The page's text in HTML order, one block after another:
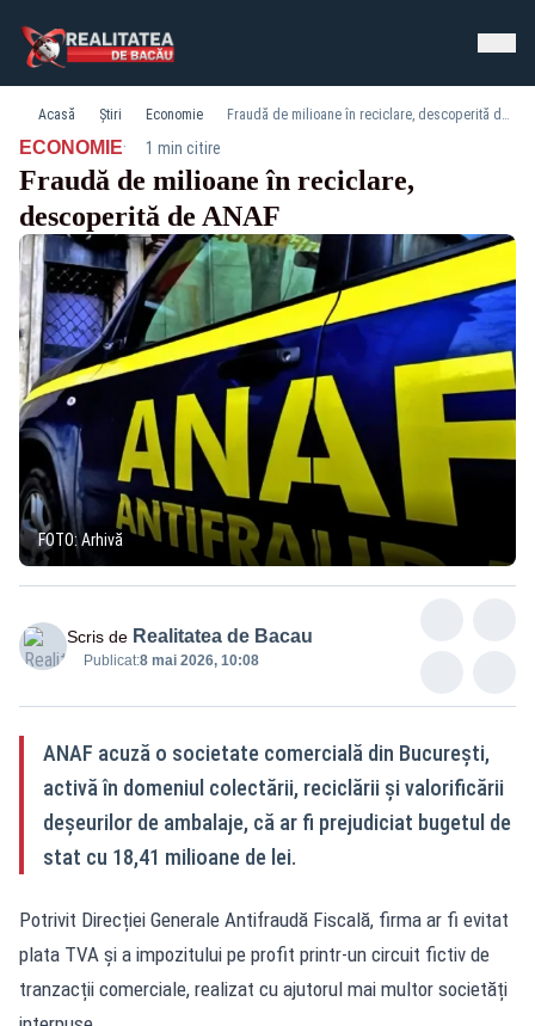
Acasă Știri Economie Fraudă de milioane în reciclare, descoperită de ANAF
ECONOMIE· 1 min citire
Fraudă de milioane în reciclare,
descoperită de ANAF
FOTO: Arhivă
Scris de Realitatea de Bacau
Publicat:8 mai 2026, 10:08
ANAF acuză o societate comercială din București,
activă în domeniul colectării, reciclării și valorificării
deșeurilor de ambalaje, că ar fi prejudiciat bugetul de
stat cu 18,41 milioane de lei.
Potrivit Direcției Generale Antifraudă Fiscală, firma ar fi evitat
plata TVA și a impozitului pe profit printr-un circuit fictiv de
tranzacții comerciale, realizat cu ajutorul mai multor societăți